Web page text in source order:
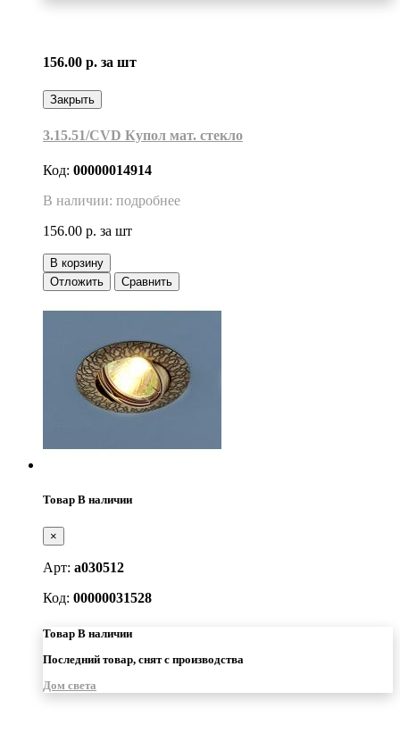
156.00 р. за шт
Закрыть
3.15.51/CVD Купол мат. стекло
Код: 00000014914
В наличии: подробнее
156.00 р. за шт
В корзину
Отложить
Сравнить
Товар В наличии
×
Арт: a030512
Код: 00000031528
Товар В наличии
Последний товар, снят с производства
Дом света